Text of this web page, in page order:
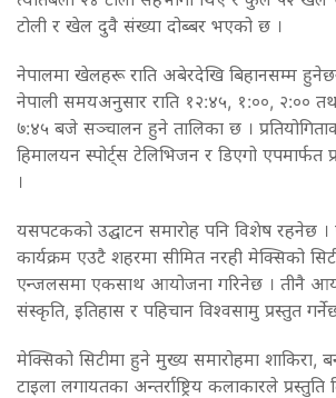
टोली र खेल दुवै संख्या दोब्बर भएको छ ।
नेपालमा खेलहरू राति अबेरदेखि बिहानसम्म
नेपाली समयअनुसार राति १२:४५, १:००, २:००
७:४५ बजे सञ्चालन हुने तालिका छ ।
हिमालयन स्पोर्ट्स टेलिभिजन र डिएगो एपमार्फत
।
यसपटकको उद्घाटन समारोह पनि विशेष रहनेछ ।
कार्यक्रम एउटै शहरमा सीमित नरही मेक्सिको
एन्जलसमा एकसाथ आयोजना गरिनेछ । तीनै
संस्कृति, इतिहास र पहिचान विश्वसामु प्रस्तुत
मेक्सिको सिटीमा हुने मुख्य समारोहमा शाकिरा,
टाइला लगायतका अन्तर्राष्ट्रिय कलाकारले प्रस्तुति